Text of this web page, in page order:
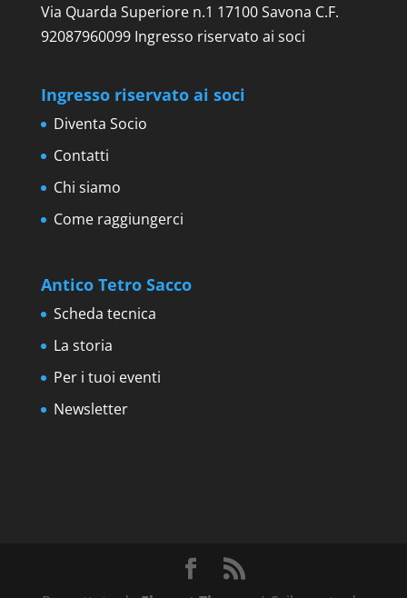
Via Quarda Superiore n.1 17100 Savona C.F.
92087960099 Ingresso riservato ai soci
Ingresso riservato ai soci
Diventa Socio
Contatti
Chi siamo
Come raggiungerci
Antico Tetro Sacco
Scheda tecnica
La storia
Per i tuoi eventi
Newsletter